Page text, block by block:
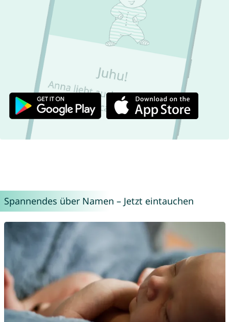
Spannendes über Namen – Jetzt eintauchen